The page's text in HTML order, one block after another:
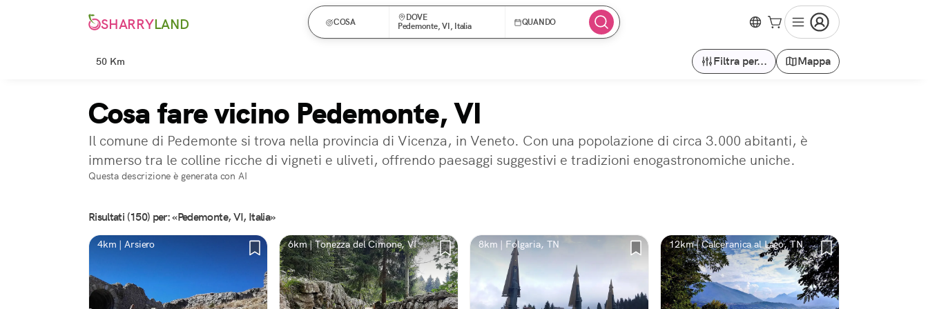
SHARRYLAND COSA
DOVE
Pedemonte, VI, Italia
QUANDO
50 Km Filtra per... Mappa
Cosa fare vicino Pedemonte, VI
Il comune di Pedemonte si trova nella provincia di Vicenza, in Veneto. Con una popolazione di circa 3.000 abitanti, è
immerso tra le colline ricche di vigneti e uliveti, offrendo paesaggi suggestivi e tradizioni enogastronomiche uniche.
Questa descrizione è generata con AI
Risultati (150) per: «Pedemonte, VI, Italia»
4km | Arsiero 6km | Tonezza del Cimone, VI 8km | Folgaria, TN 12km | Calceranica al Lago, TN